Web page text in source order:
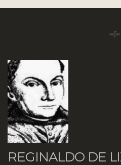
REGINALDO DE